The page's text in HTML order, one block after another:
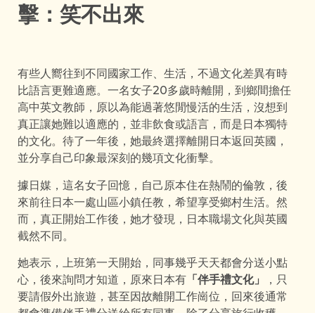
擊：笑不出來
有些人嚮往到不同國家工作、生活，不過文化差異有時
比語言更難適應。一名女子20多歲時離開，到鄉間擔任
高中英文教師，原以為能過著悠閒慢活的生活，沒想到
真正讓她難以適應的，並非飲食或語言，而是日本獨特
的文化。待了一年後，她最終選擇離開日本返回英國，
並分享自己印象最深刻的幾項文化衝擊。
據日媒，這名女子回憶，自己原本住在熱鬧的倫敦，後
來前往日本一處山區小鎮任教，希望享受鄉村生活。然
而，真正開始工作後，她才發現，日本職場文化與英國
截然不同。
她表示，上班第一天開始，同事幾乎天天都會分送小點
心，後來詢問才知道，原來日本有 「伴手禮文化」
，只
要請假外出旅遊，甚至因故離開工作崗位，回來後通常